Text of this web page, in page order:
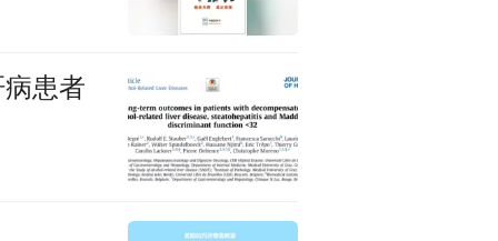
患者